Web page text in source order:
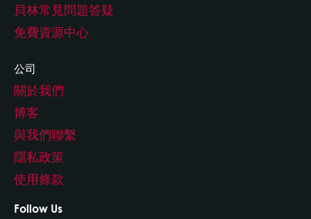
貝林常見問題答疑
免費資源中心
公司
關於我們
博客
與我們聯繫
隱私政策
使用條款
Follow Us